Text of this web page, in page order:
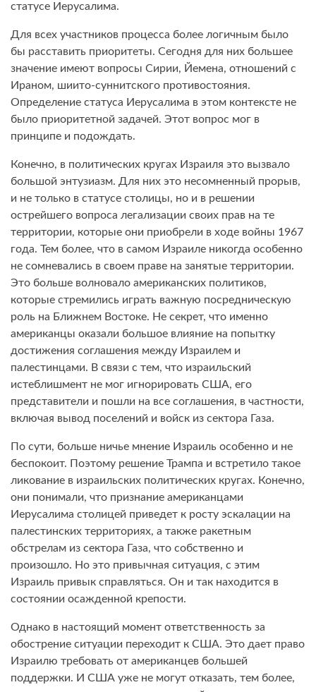
статусе Иерусалима.
Для всех участников процесса более логичным было
бы расставить приоритеты. Сегодня для них большее
значение имеют вопросы Сирии, Йемена, отношений с
Ираном, шиито-суннитского противостояния.
Определение статуса Иерусалима в этом контексте не
было приоритетной задачей. Этот вопрос мог в
принципе и подождать.
Конечно, в политических кругах Израиля это вызвало
большой энтузиазм. Для них это несомненный прорыв,
и не только в статусе столицы, но и в решении
острейшего вопроса легализации своих прав на те
территории, которые они приобрели в ходе войны 1967
года. Тем более, что в самом Израиле никогда особенно
не сомневались в своем праве на занятые территории.
Это больше волновало американских политиков,
которые стремились играть важную посредническую
роль на Ближнем Востоке. Не секрет, что именно
американцы оказали большое влияние на попытку
достижения соглашения между Израилем и
палестинцами. В связи с тем, что израильский
истеблишмент не мог игнорировать США, его
представители и пошли на все соглашения, в частности,
включая вывод поселений и войск из сектора Газа.
По сути, больше ничье мнение Израиль особенно и не
беспокоит. Поэтому решение Трампа и встретило такое
ликование в израильских политических кругах. Конечно,
они понимали, что признание американцами
Иерусалима столицей приведет к росту эскалации на
палестинских территориях, а также ракетным
обстрелам из сектора Газа, что собственно и
произошло. Но это привычная ситуация, с этим
Израиль привык справляться. Он и так находится в
состоянии осажденной крепости.
Однако в настоящий момент ответственность за
обострение ситуации переходит к США. Это дает право
Израилю требовать от американцев большей
поддержки. И США уже не могут отказать, тем более,